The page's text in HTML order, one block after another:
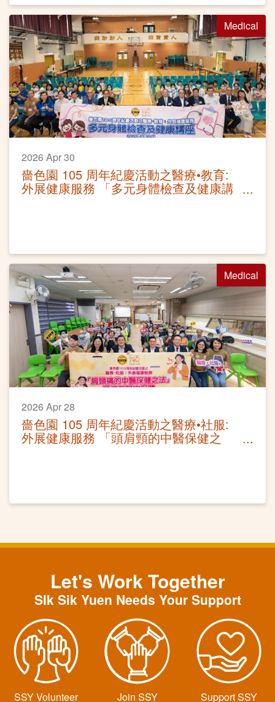
Medical
2026 Apr 30
嗇色園 105 周年紀慶活動之醫療•教育:
外展健康服務 「多元身體檢查及健康講
Medical
2026 Apr 28
嗇色園 105 周年紀慶活動之醫療•社服:
外展健康服務 「頭肩頸的中醫保健之
Let's Work Together
SIk Sik Yuen Needs Your Support
SSY Volunteer Join SSY Support SSY